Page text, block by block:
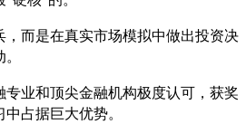
，而是在真实市场模拟中做出投资决
专业和顶尖金融机构极度认可，获奖
占据巨大优势。